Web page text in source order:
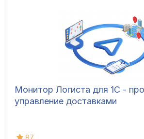
Монитор Логиста для 1С -
управление доставками